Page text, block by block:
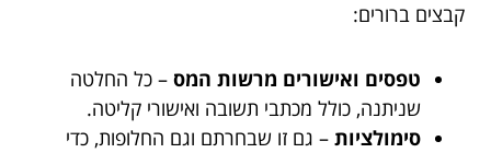
קבצים ברורים:
טפסים ואישורים מרשות המס – כל החלטה
שניתנה, כולל מכתבי תשובה ואישורי קליטה.
סימולציות – גם זו שבחרתם וגם החלופות, כדי